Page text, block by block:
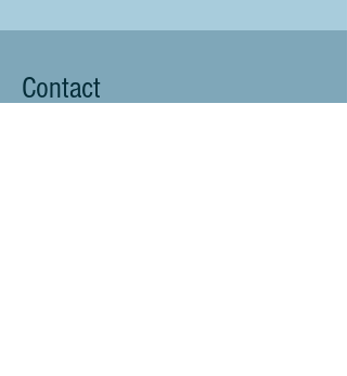
Contact